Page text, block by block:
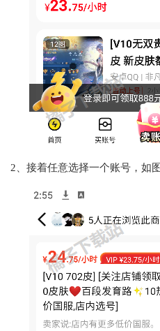
2、接着任意选择一个账号，如